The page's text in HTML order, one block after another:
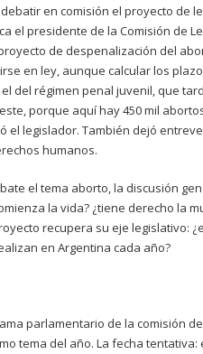
en comisión el proyecto de
el presidente de la Comisión de
de despenalización del
en ley, aunque calcular los
del régimen penal juvenil, que
porque aquí hay 450 mil
el legislador. También dejó
humanos.
el tema aborto, la discusión
la vida? ¿tiene derecho la
recupera su eje legislativo:
en Argentina cada año?
parlamentario de la comisión
tema del año. La fecha tentativa: